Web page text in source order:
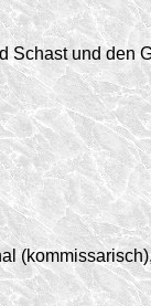
Schast und den